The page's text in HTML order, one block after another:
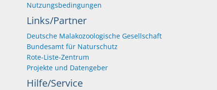
Nutzungsbedingungen
Links/Partner
Deutsche Malakozoologische Gesellschaft
Bundesamt für Naturschutz
Rote-Liste-Zentrum
Projekte und Datengeber
Hilfe/Service